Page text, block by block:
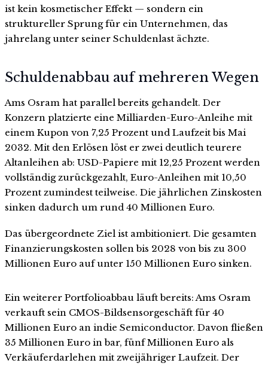
ist kein kosmetischer Effekt — sondern ein
struktureller Sprung für ein Unternehmen, das
jahrelang unter seiner Schuldenlast ächzte.
Schuldenabbau auf mehreren Wegen
Ams Osram hat parallel bereits gehandelt. Der
Konzern platzierte eine Milliarden-Euro-Anleihe mit
einem Kupon von 7,25 Prozent und Laufzeit bis Mai
2032. Mit den Erlösen löst er zwei deutlich teurere
Altanleihen ab: USD-Papiere mit 12,25 Prozent werden
vollständig zurückgezahlt, Euro-Anleihen mit 10,50
Prozent zumindest teilweise. Die jährlichen Zinskosten
sinken dadurch um rund 40 Millionen Euro.
Das übergeordnete Ziel ist ambitioniert. Die gesamten
Finanzierungskosten sollen bis 2028 von bis zu 300
Millionen Euro auf unter 150 Millionen Euro sinken.
Ein weiterer Portfolioabbau läuft bereits: Ams Osram
verkauft sein CMOS-Bildsensorgeschäft für 40
Millionen Euro an indie Semiconductor. Davon fließen
35 Millionen Euro in bar, fünf Millionen Euro als
Verkäuferdarlehen mit zweijähriger Laufzeit. Der